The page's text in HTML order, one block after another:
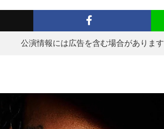
公演情報には広告を含む場合があります